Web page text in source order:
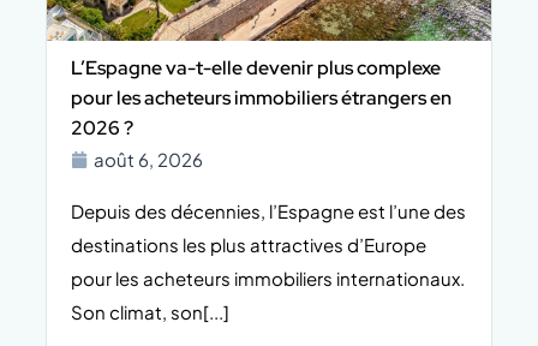
L’Espagne va-t-elle devenir plus complexe
pour les acheteurs immobiliers étrangers en
2026 ?
août 6, 2026
Depuis des décennies, l’Espagne est l’une des
destinations les plus attractives d’Europe
pour les acheteurs immobiliers internationaux.
Son climat, son[...]